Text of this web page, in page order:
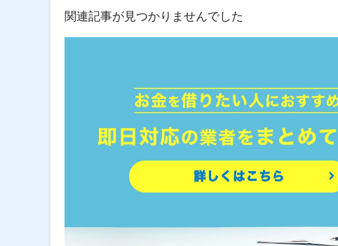
関連記事が見つかりませんでした